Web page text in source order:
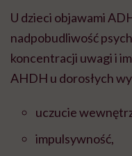
U dzieci objawami
nadpobudliwość
koncentracji uwagi i
AHDH u dorosłych
uczucie
impulsywność,